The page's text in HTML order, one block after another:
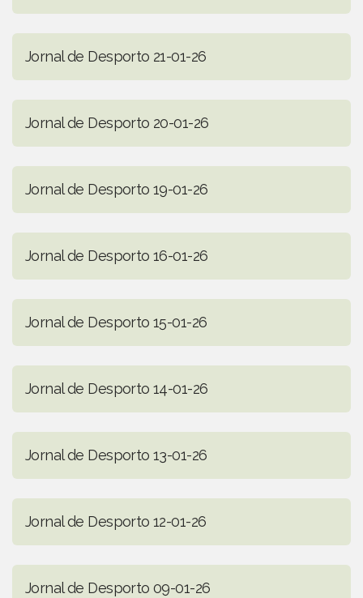
Jornal de Desporto 21-01-26
Jornal de Desporto 20-01-26
Jornal de Desporto 19-01-26
Jornal de Desporto 16-01-26
Jornal de Desporto 15-01-26
Jornal de Desporto 14-01-26
Jornal de Desporto 13-01-26
Jornal de Desporto 12-01-26
Jornal de Desporto 09-01-26